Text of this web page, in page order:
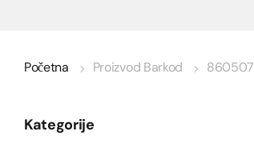
Početna Proizvod Barkod
Kategorije